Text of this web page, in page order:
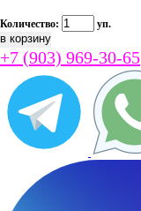
Количество: уп.
+7 (903) 969-30-65